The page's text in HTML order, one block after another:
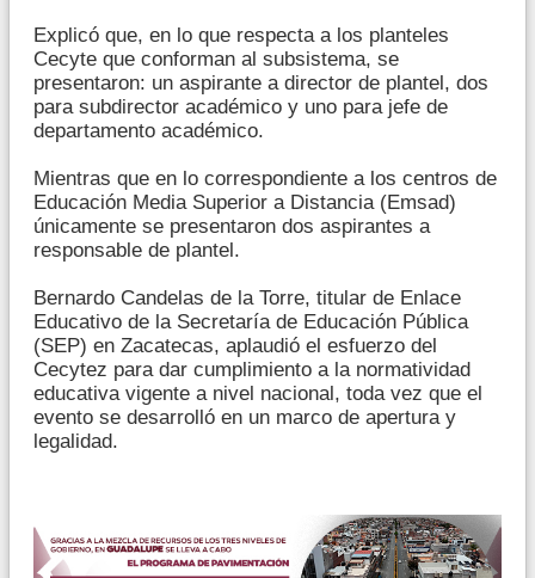
Explicó que, en lo que respecta a los planteles
Cecyte que conforman al subsistema, se
presentaron: un aspirante a director de plantel, dos
para subdirector académico y uno para jefe de
departamento académico.
Mientras que en lo correspondiente a los centros de
Educación Media Superior a Distancia (Emsad)
únicamente se presentaron dos aspirantes a
responsable de plantel.
Bernardo Candelas de la Torre, titular de Enlace
Educativo de la Secretaría de Educación Pública
(SEP) en Zacatecas, aplaudió el esfuerzo del
Cecytez para dar cumplimiento a la normatividad
educativa vigente a nivel nacional, toda vez que el
evento se desarrolló en un marco de apertura y
legalidad.